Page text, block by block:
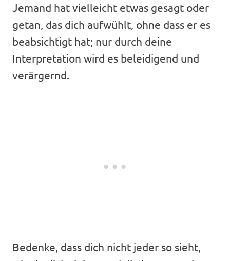
Jemand hat vielleicht etwas gesagt oder
getan, das dich aufwühlt, ohne dass er es
beabsichtigt hat; nur durch deine
Interpretation wird es beleidigend und
verärgernd.
Bedenke, dass dich nicht jeder so sieht,